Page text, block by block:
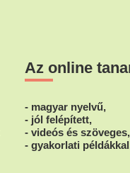
Az online
- magyar nyelvű,
- jól felépített,
- videós és szöveges,
- gyakorlati